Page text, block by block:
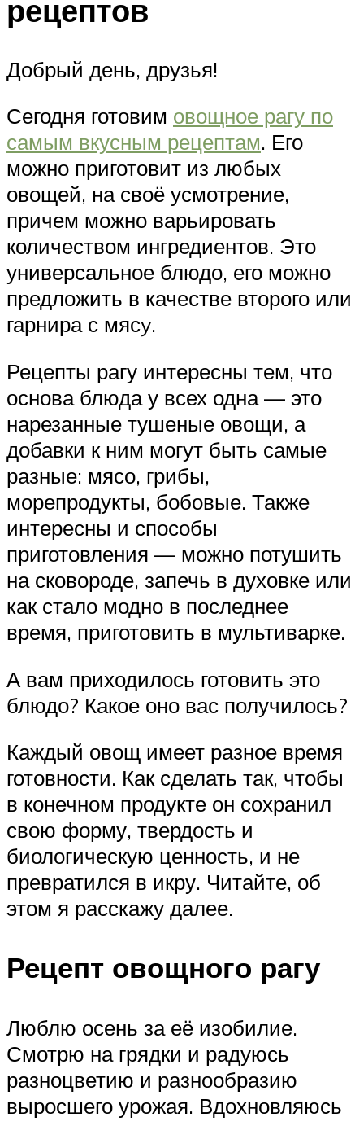
рецептов
Добрый день, друзья!
Сегодня готовим овощное рагу по
самым вкусным рецептам. Его
можно приготовит из любых
овощей, на своё усмотрение,
причем можно варьировать
количеством ингредиентов. Это
универсальное блюдо, его можно
предложить в качестве второго или
гарнира с мясy.
Рецепты рагу интересны тем, что
основа блюда у всех одна — это
нарезанные тушеные овощи, а
добавки к ним могут быть самые
разные: мясо, грибы,
морепродукты, бобовые. Также
интересны и способы
приготовления — можно потушить
на сковороде, запечь в духовке или
как стало модно в последнее
время, приготовить в мультиварке.
А вам приходилось готовить это
блюдо? Какое оно вас получилось?
Каждый овощ имеет разное время
готовности. Как сделать так, чтобы
в конечном продукте он сохранил
свою форму, твердость и
биологическую ценность, и не
превратился в икру. Читайте, об
этом я расскажу далее.
Рецепт овощного рагу
Люблю осень за её изобилие.
Смотрю на грядки и радуюсь
разноцветию и разнообразию
выросшего урожая. Вдохновляюсь